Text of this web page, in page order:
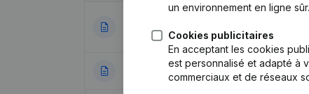
(NL)
27-05-2019 Demissions -
un environnement en ligne sûr.
Cookies publicitaires
En acceptant les cookies
est personnalisé et adapté à
commerciaux et de réseaux